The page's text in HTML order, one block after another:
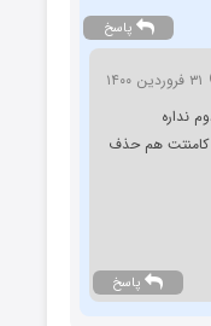
پاسخ
نداره
هم حذف
پاسخ